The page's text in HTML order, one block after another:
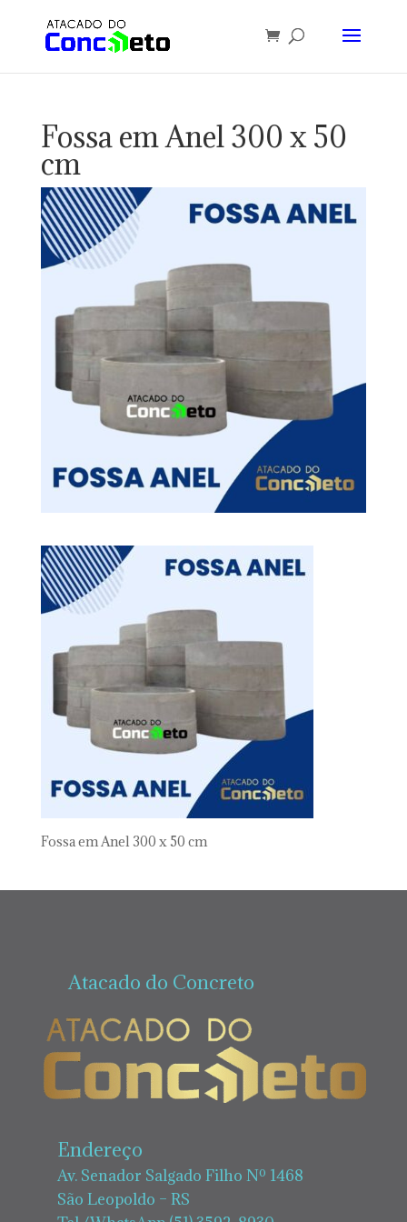
Fossa em Anel 300 x 50
cm
Fossa em Anel 300 x 50 cm
Atacado do Concreto
Endereço
Av. Senador Salgado Filho Nº 1468
São Leopoldo – RS